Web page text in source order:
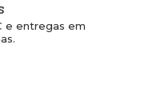
e entregas em